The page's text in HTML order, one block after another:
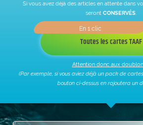
Si vous avez déjà des articles en attente dans
seront CONSERVÉS.
Toutes les cartes TAAF
Attention donc aux
(Par exemple, si vous aviez déjà un pack de
bouton ci-dessus en rajoutera un